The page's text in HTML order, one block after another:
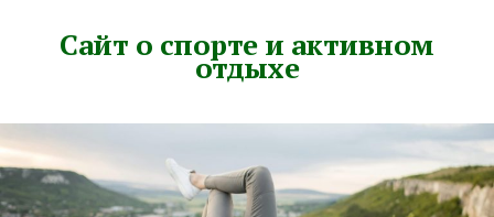
Сайт о спорте и активном
отдыхе